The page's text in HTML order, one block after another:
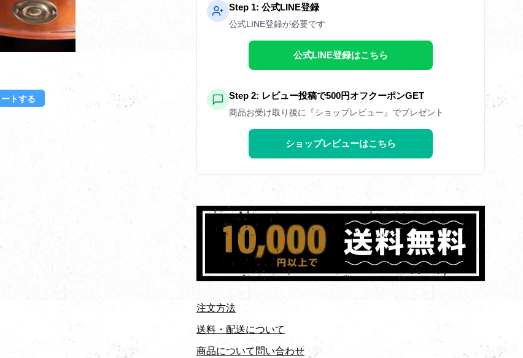
ェアする
トする
Step 1: 公式LINE登録
公式LINE登録が必要です
公式LINE登録はこちら
Step 2: レビュー投稿で500円オフクーポンGET
商品お受け取り後に『ショップレビュー』でプレゼント
ショップレビューはこちら
注文方法
送料・配送について
商品について問い合わせ